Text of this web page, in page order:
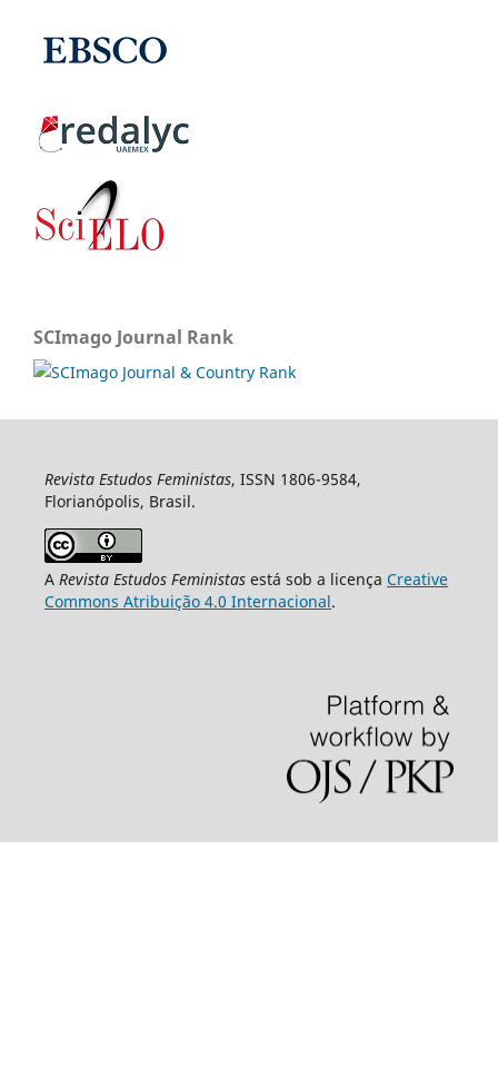
SCImago Journal Rank
Revista Estudos Feministas, ISSN 1806-9584,
Florianópolis, Brasil.
A Revista Estudos Feministasestá sob a licença Creative
Commons Atribuição 4.0 Internacional.